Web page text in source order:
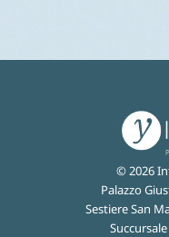
© 2026
Palazzo
Sestiere San